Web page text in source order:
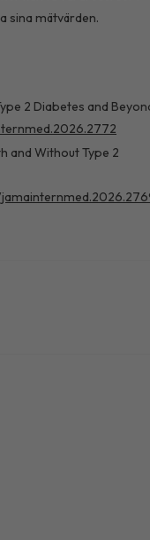
sina mätvärden.
2 Diabetes and
and Without Type 2